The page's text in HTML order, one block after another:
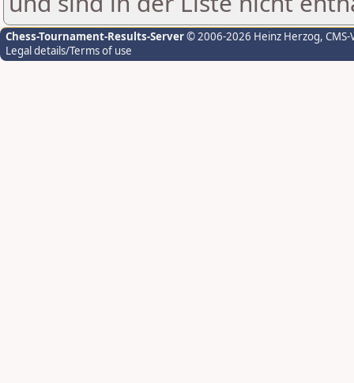
Chess-Tournament-Results-Server© 2006-2026 Heinz Herzog,
Legal details/Terms of use